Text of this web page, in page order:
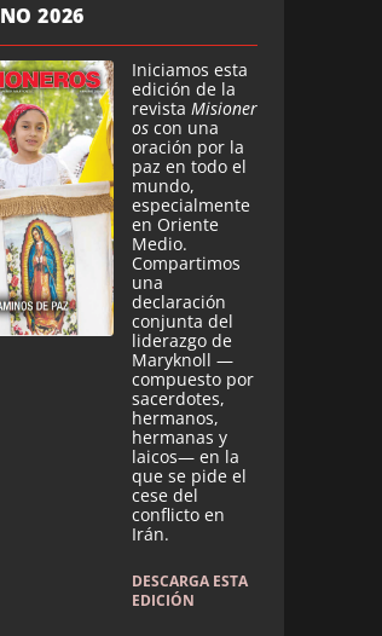
2026
Iniciamos esta
edición de la
revista Misioner
os con una
oración por la
paz en todo el
mundo,
especialmente
en Oriente
Medio.
Compartimos
una
declaración
conjunta del
liderazgo de
Maryknoll —
compuesto por
sacerdotes,
hermanos,
hermanas y
laicos— en la
que se pide el
cese del
conflicto en
Irán.
DESCARGA ESTA
EDICIÓN